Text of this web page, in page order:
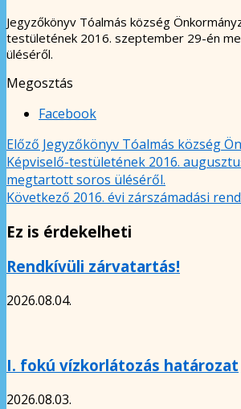
Jegyzőkönyv Tóalmás község
testületének 2016. szeptember 29-én
üléséről.
Megosztás
Facebook
Előző Jegyzőkönyv Tóalmás község
Képviselő-testületének 2016.
megtartott soros üléséről.
Következő 2016. évi zárszámadási
Ez is érdekelheti
Rendkívüli zárvatartás!
2026.08.04.
I. fokú vízkorlátozás határozat
2026.08.03.